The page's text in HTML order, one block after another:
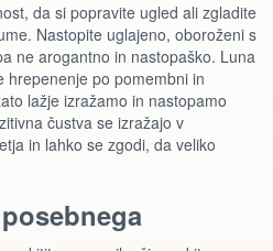
da si popravite ugled ali zgladite
Nastopite uglajeno, oboroženi s
ne arogantno in nastopaško. Luna
hrepenenje po pomembni in
lažje izražamo in nastopamo
čustva se izražajo v
in lahko se zgodi, da veliko